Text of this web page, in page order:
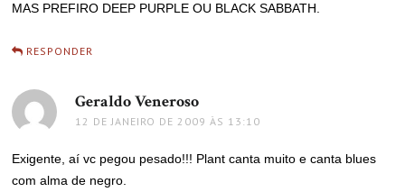
MAS PREFIRO DEEP PURPLE OU BLACK SABBATH.
RESPONDER
Geraldo Veneroso
12 DE JANEIRO DE 2009 ÀS 13:10
Exigente, aí vc pegou pesado!!! Plant canta muito e canta blues
com alma de negro.